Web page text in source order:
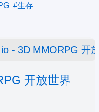
#生存
- 3D MMORPG 开
开放世界